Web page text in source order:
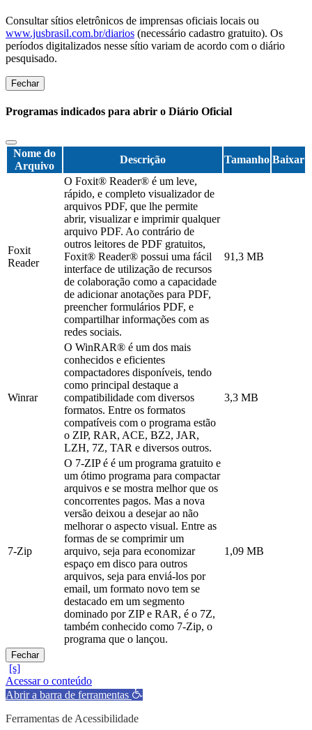
Consultar sítios eletrônicos de imprensas oficiais locais ou
www.jusbrasil.com.br/diarios (necessário cadastro gratuito). Os
períodos digitalizados nesse sítio variam de acordo com o diário
pesquisado.
Fechar
Programas indicados para abrir o Diário Oficial
Nome do
Arquivo
Descrição Tamanho Baixar
Foxit
Reader
O Foxit® Reader® é um leve,
rápido, e completo visualizador de
arquivos PDF, que lhe permite
abrir, visualizar e imprimir qualquer
arquivo PDF. Ao contrário de
outros leitores de PDF gratuitos,
Foxit® Reader® possui uma fácil
interface de utilização de recursos
de colaboração como a capacidade
de adicionar anotações para PDF,
preencher formulários PDF, e
compartilhar informações com as
redes sociais.
91,3 MB
Winrar
O WinRAR® é um dos mais
conhecidos e eficientes
compactadores disponíveis, tendo
como principal destaque a
compatibilidade com diversos
formatos. Entre os formatos
compatíveis com o programa estão
o ZIP, RAR, ACE, BZ2, JAR,
LZH, 7Z, TAR e diversos outros.
3,3 MB
7-Zip
O 7-ZIP é é um programa gratuito e
um ótimo programa para compactar
arquivos e se mostra melhor que os
concorrentes pagos. Mas a nova
versão deixou a desejar ao não
melhorar o aspecto visual. Entre as
formas de se comprimir um
arquivo, seja para economizar
espaço em disco para outros
arquivos, seja para enviá-los por
email, um formato novo tem se
destacado em um segmento
dominado por ZIP e RAR, é o 7Z,
também conhecido como 7-Zip, o
programa que o lançou.
1,09 MB
Fechar
Acessar o conteúdo
Abrir a barra de ferramentas
Ferramentas de Acessibilidade